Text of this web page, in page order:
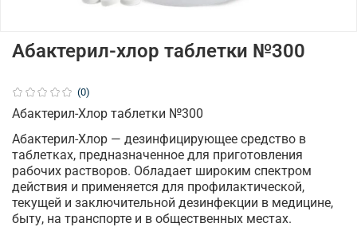
(0)
Абактерил-хлор таблетки №300
Абактерил-Хлор таблетки №300
Абактерил-Хлор — дезинфицирующее средство в
таблетках, предназначенное для приготовления
рабочих растворов. Обладает широким спектром
действия и применяется для профилактической,
текущей и заключительной дезинфекции в медицине,
быту, на транспорте и в общественных местах.